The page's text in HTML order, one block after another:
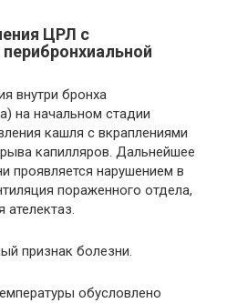
ЦРЛ с
внутри бронха
на начальном стадии
кашля с вкраплениями
капилляров. Дальнейшее
проявляется нарушением в
пораженного отдела,
ателектаз.
признак болезни.
обусловлено